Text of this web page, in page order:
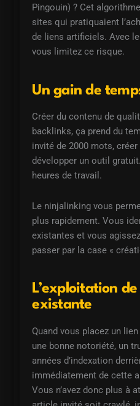
Pingouin) ? Cet
sites qui pratiquaient
de liens artificiels. Avec
vous limitez ce risque.
Un gain de
Créer du contenu de
backlinks, ça prend du
invité de 2000 mots,
développer un outil
heures de travail.
Le ninjalinking vous
plus rapidement. Vous
existantes et vous
passer par la case «
L’exploitation
existante
Quand vous placez un
une bonne notoriété, un
années d’indexation
immédiatement de cette
Vous n’avez donc plus à